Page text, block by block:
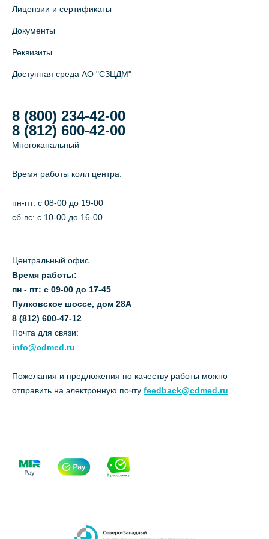
Лицензии и сертификаты
Документы
Реквизиты
Доступная среда АО "СЗЦДМ"
8 (800) 234-42-00
8 (812) 600-42-00
Многоканальный
Время работы колл центра:
пн-пт: c 08-00 до 19-00
сб-вс: с 10-00 до 16-00
Центральный офис
Время работы:
пн - пт: с 09-00 до 17-45
Пулковское шоссе, дом 28А
8 (812) 600-47-12
Почта для связи:
info@cdmed.ru
Пожелания и предложения по качеству работы можно
отправить на электронную почту feedback@cdmed.ru